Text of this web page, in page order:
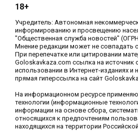
18+
Учредитель: Автономная
информированию и просвещению
"Общественная служба новостей" (ОГРН
Мнение редакции может не совпадать
При перепечатке или цитировании
Goloskavkaza.com ссылка на источник
использовании в Интернет-изданиях и
прямая гиперссылка на сайт
На информационном ресурсе
технологии (информационные
информации на основе сбора,
относящихся к предпочтениям
находящихся на территории